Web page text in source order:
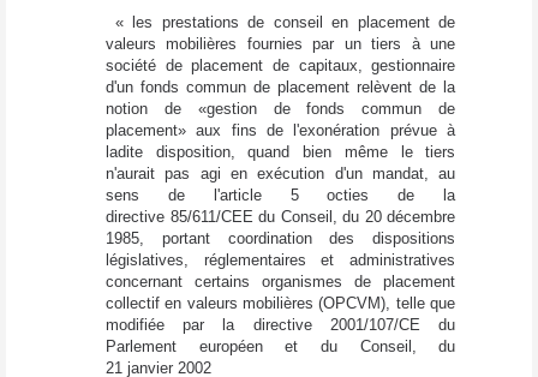
« les prestations de conseil en placement de
valeurs mobilières fournies par un tiers à une
société de placement de capitaux, gestionnaire
d'un fonds commun de placement relèvent de la
notion de «gestion de fonds commun de
placement» aux fins de l'exonération prévue à
ladite disposition, quand bien même le tiers
n'aurait pas agi en exécution d'un mandat, au
sens de l'article 5 octies de la
directive 85/611/CEE du Conseil, du 20 décembre
1985, portant coordination des dispositions
législatives, réglementaires et administratives
concernant certains organismes de placement
collectif en valeurs mobilières (OPCVM), telle que
modifiée par la directive 2001/107/CE du
Parlement européen et du Conseil, du
21 janvier 2002